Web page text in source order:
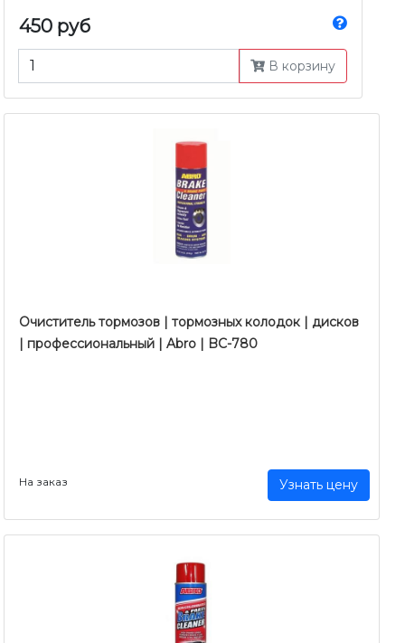
450 руб
В корзину
Очиститель тормозов | тормозных колодок | дисков
| профессиональный | Abro | BC-780
На заказ Узнать цену